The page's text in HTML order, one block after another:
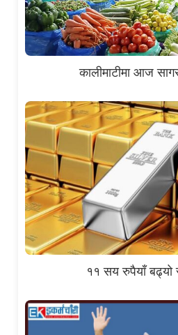
कालीमाटीमा आज
११ सय रुपैयाँ बढ्यो